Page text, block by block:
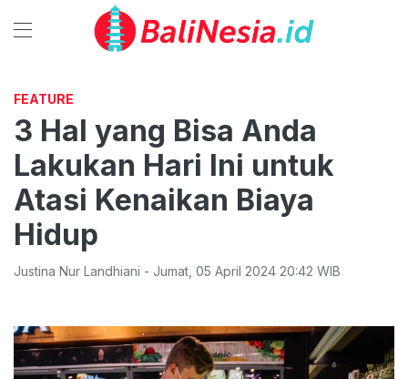
FEATURE
3 Hal yang Bisa Anda
Lakukan Hari Ini untuk
Atasi Kenaikan Biaya
Hidup
Justina Nur Landhiani - Jumat 05 April 2024 20:42 WIB